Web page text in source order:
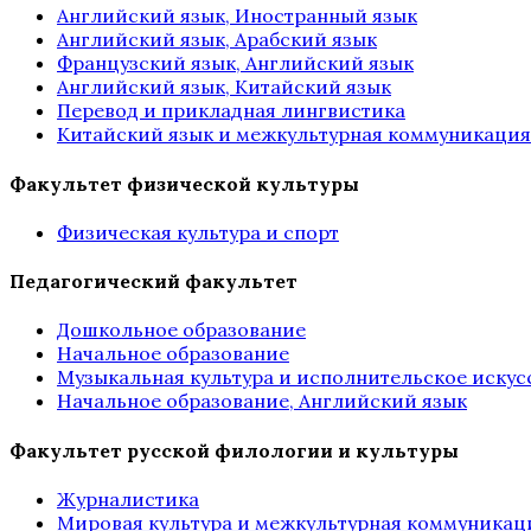
Английский язык, Иностранный язык
Английский язык, Арабский язык
Французский язык, Английский язык
Английский язык, Китайский язык
Перевод и прикладная лингвистика
Китайский язык и межкультурная коммуникация
Факультет физической культуры
Физическая культура и спорт
Педагогический факультет
Дошкольное образование
Начальное образование
Музыкальная культура и исполнительское
Начальное образование, Английский язык
Факультет русской филологии и культуры
Журналистика
Мировая культура и межкультурная